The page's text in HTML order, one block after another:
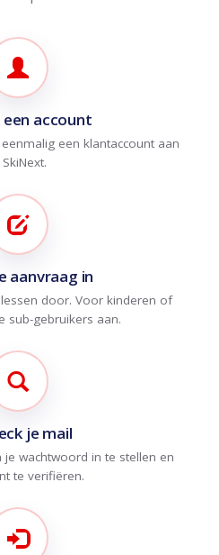
een account
een klantaccount aan
aanvraag in
door. Voor kinderen of
sub-gebruikers aan.
je mail
wachtwoord in te stellen en
te verifiëren.